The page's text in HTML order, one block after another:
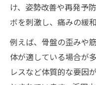
け、姿勢改善や再発予
ボを刺激し、痛みの緩
例えば、骨盤の歪みや
体が適している場合が
レスなど体質的な要因